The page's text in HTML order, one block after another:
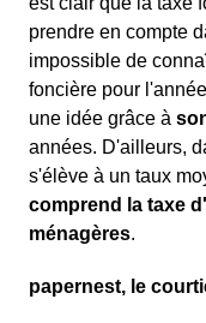
prendre en compte
impossible de
foncière pour
une idée grâce à
années. D'ailleurs,
s'élève à un taux
comprend la taxe
ménagères.
papernest, le